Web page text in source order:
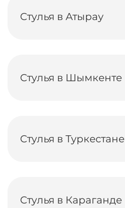
Стулья в Атырау
Стулья в Шымкенте
Стулья в Туркестане
Стулья в Караганде